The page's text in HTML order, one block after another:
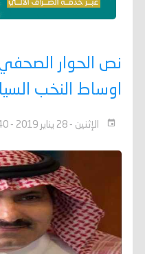
نص الحوار
اوساط النخب
الإثنين - 28 يناير 2019 - 11:40 ص بتوقيت عدن